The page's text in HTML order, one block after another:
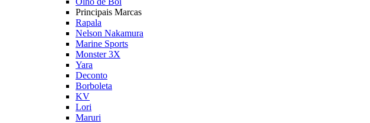
Principais Marcas
Rapala
Nelson Nakamura
Marine Sports
Monster 3X
Yara
Deconto
Borboleta
KV
Lori
Maruri